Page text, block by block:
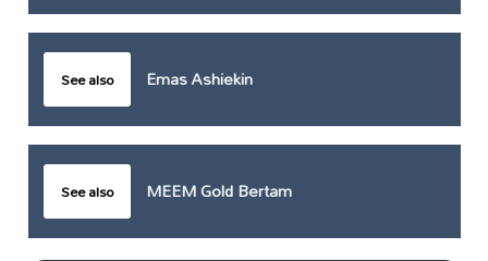
See also Emas Ashiekin
See also MEEM Gold Bertam